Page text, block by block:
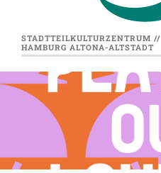
STADTTEILKULTURZENTRUM //
HAMBURG ALTONA-ALTSTADT